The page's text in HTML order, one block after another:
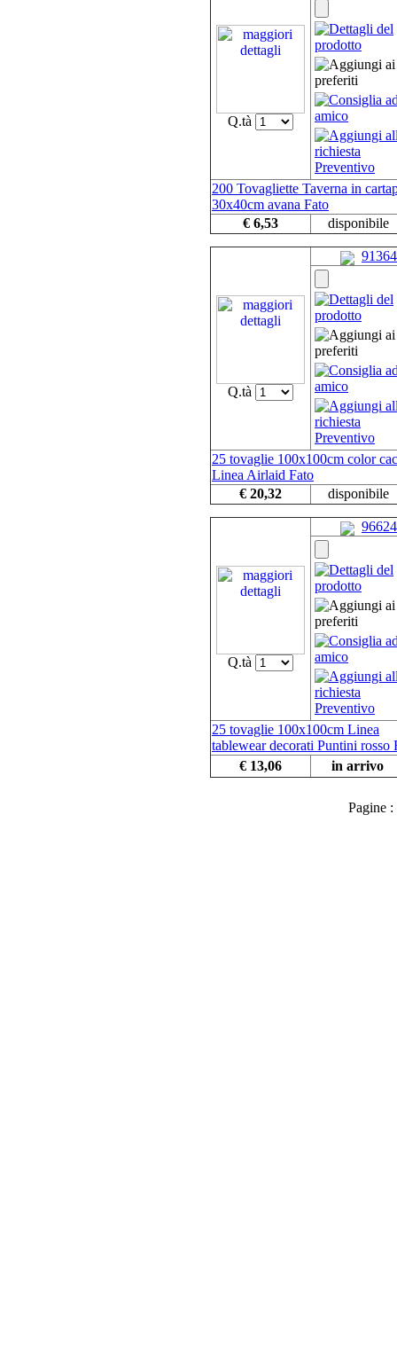
Q.tà
200 Tovagliette Taverna in
30x40cm avana Fato
€ 6,53
disponibile
Q.tà
91364
25 tovaglie 100x100cm color
Linea Airlaid Fato
€ 20,32
disponibile
Q.tà
96624
25 tovaglie 100x100cm Linea
tablewear decorati Puntini rosso
€ 13,06
in arrivo